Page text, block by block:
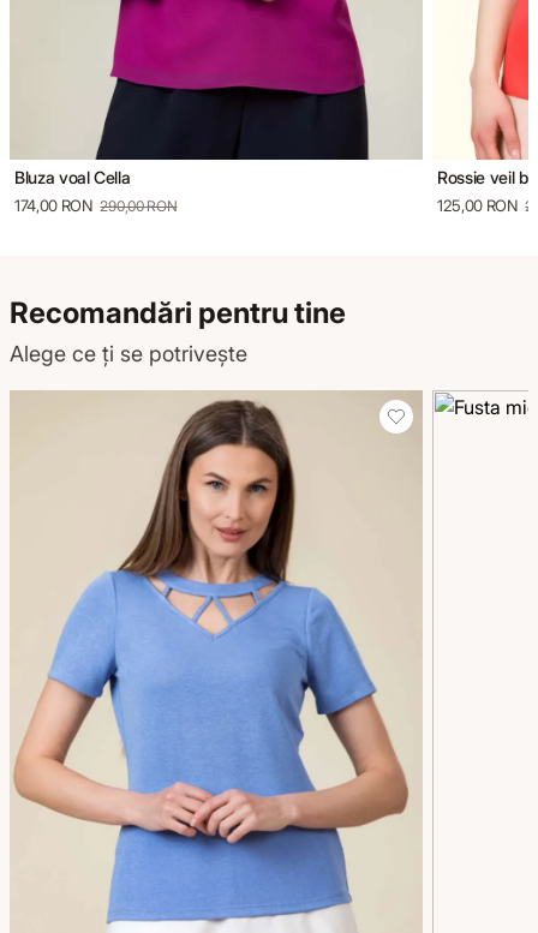
Bluza voal Cella
174,00 RON 290,00 RON
Rossie veil
125,00 RON
Recomandări pentru tine
Alege ce ți se potrivește